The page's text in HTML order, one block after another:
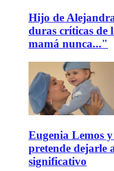
Hijo de
duras críticas
mamá nunca..."
Eugenia Lemos
pretende dejarle
significativo